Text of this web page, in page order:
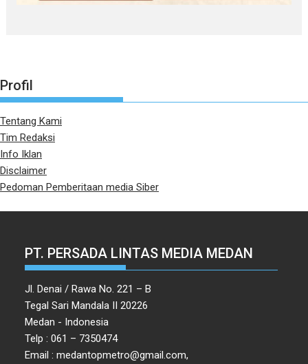
Profil
Tentang Kami
Tim Redaksi
Info Iklan
Disclaimer
Pedoman Pemberitaan media Siber
PT. PERSADA LINTAS MEDIA MEDAN
Jl. Denai / Rawa No. 221 – B
Tegal Sari Mandala II 20226
Medan - Indonesia
Telp : 061 – 7350474
Email : medantopmetro@gmail.com,